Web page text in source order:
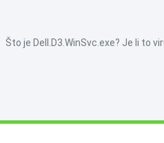
Što je Dell.D3.WinSvc.exe? Je li to